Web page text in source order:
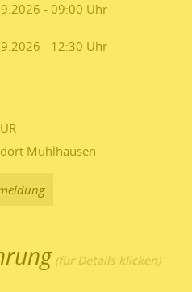
- 09:00
- 12:30
Mühlhausen